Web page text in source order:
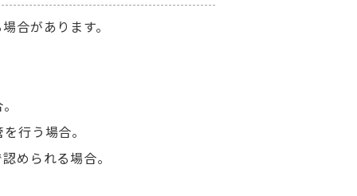
合があります。
行う場合。
められる場合。